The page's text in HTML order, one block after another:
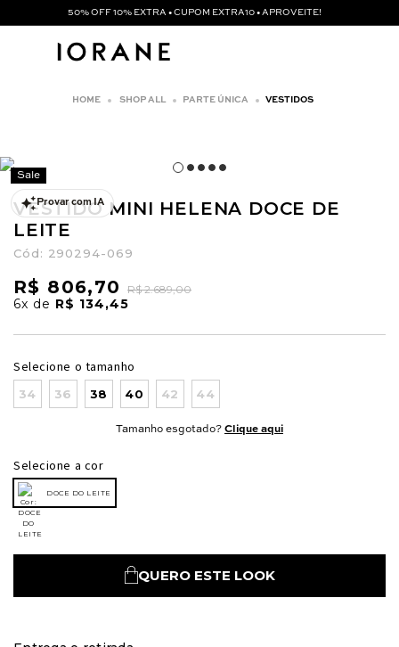
50% OFF 10% EXTRA • CUPOM EXTRA10 • APROVEITE!
SHOP ALL PARTE ÚNICA VESTIDOS
Provar com IA
Sale
VESTIDO MINI HELENA DOCE DE
LEITE
Cód: 290294-069
R$ 806,70 R$ 2.689,00
6x de R$ 134,45
Selecione o tamanho
34 36 38 40 42 44
Tamanho esgotado? Clique aqui
Selecione a cor
DOCE DO LEITE
QUERO ESTE LOOK